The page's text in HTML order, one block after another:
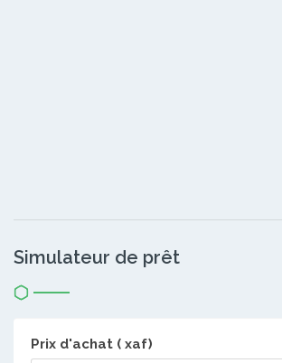
Simulateur de prêt
Prix d'achat ( xaf)